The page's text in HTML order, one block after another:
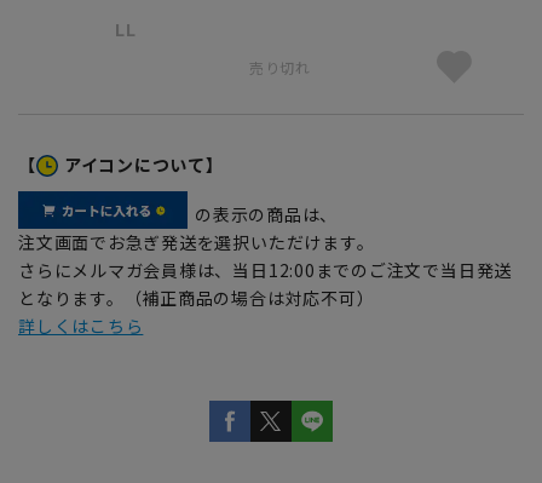
LL
売り切れ
【 アイコンについて】
の表示の商品は、
注文画面でお急ぎ発送を選択いただけます。
さらにメルマガ会員様は、当日12:00までのご注文で当日発送
となります。（補正商品の場合は対応不可）
詳しくはこちら